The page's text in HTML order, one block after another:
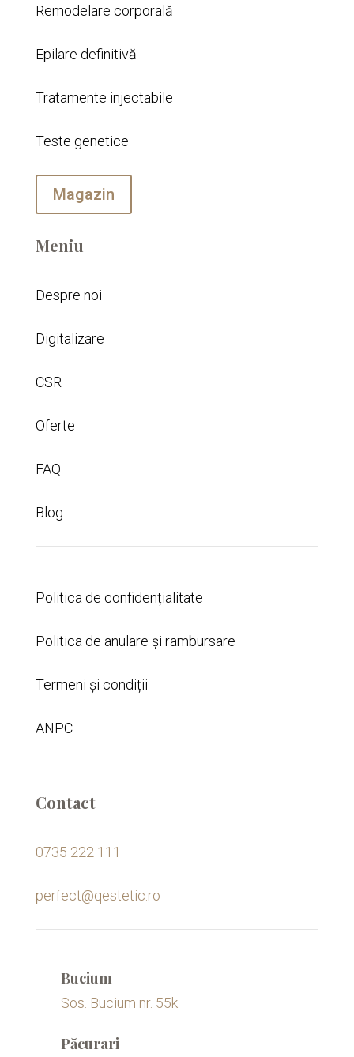
Remodelare corporală
Epilare definitivă
Tratamente injectabile
Teste genetice
Magazin
Meniu
Despre noi
Digitalizare
CSR
Oferte
FAQ
Blog
Politica de confidențialitate
Politica de anulare și rambursare
Termeni și condiții
ANPC
Contact
0735 222 111
perfect@qestetic.ro
Bucium
Sos. Bucium nr. 55k
Păcurari